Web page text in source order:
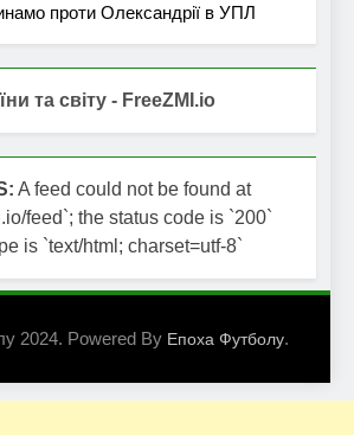
проти Олександрії в УПЛ
та світу - FreeZMI.io
A feed could not be found at
feed`; the status code is `200`
is `text/html; charset=utf-8`
2024. Powered By Епоха Футболу.